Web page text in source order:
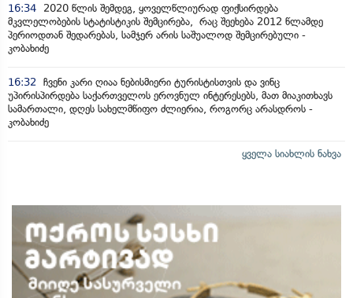
16:34
2020 წლის შემდეგ, ყოველწლიურად ფიქსირდება
მკვლელობების სტატისტიკის შემცირება, რაც შეეხება 2012 წლამდე
პერიოდთან შედარებას, სამჯერ არის საშუალოდ შემცირებული -
კობახიძე
16:32
ჩვენი კარი ღიაა ნებისმიერი ტურისტისთვის და ვინც
უპირისპირდება საქართველოს ეროვნულ ინტერესებს, მათ მიაკითხავს
სამართალი, დღეს სახელმწიფო ძლიერია, როგორც არასდროს -
კობახიძე
ყველა სიახლის ნახვა